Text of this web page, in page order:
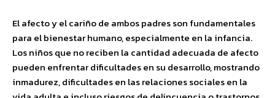
El afecto y el cariño de ambos padres son fundamentales
para el bienestar humano, especialmente en la infancia.
Los niños que no reciben la cantidad adecuada de afecto
pueden enfrentar dificultades en su desarrollo, mostrando
inmadurez, dificultades en las relaciones sociales en la